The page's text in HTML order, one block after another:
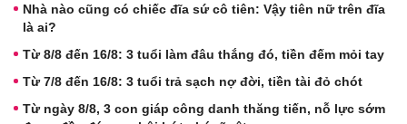
Nhà nào cũng có chiếc đĩa sứ cô tiên: Vậy tiên nữ trên đĩa
là ai?
Từ 8/8 đến 16/8: 3 tuổi làm đâu thắng đó, tiền đếm mỏi tay
Từ 7/8 đến 16/8: 3 tuổi trả sạch nợ đời, tiền tài đỏ chót
Từ ngày 8/8, 3 con giáp công danh thăng tiến, nỗ lực sớm